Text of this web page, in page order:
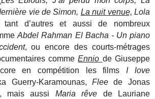
vie de Simon, La nuit venue, Lola
d’autres et aussi de nombreux
Abdel Rahman El Bacha - Un piano
, ou encore des courts-métrages
comme Ennio de Giuseppe
en compétition les films I love
Guerry-Karamounas, Fleede Jonas
mais aussi Maria rêve de Lauriane